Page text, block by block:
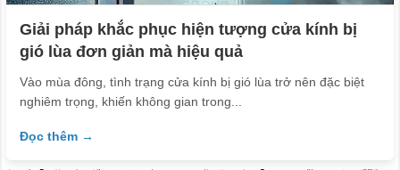
Giải pháp khắc phục hiện tượng cửa kính bị
gió lùa đơn giản mà hiệu quả
Vào mùa đông, tình trạng cửa kính bị gió lùa trở nên đặc biệt
nghiêm trọng, khiến không gian trong...
Đọc thêm →